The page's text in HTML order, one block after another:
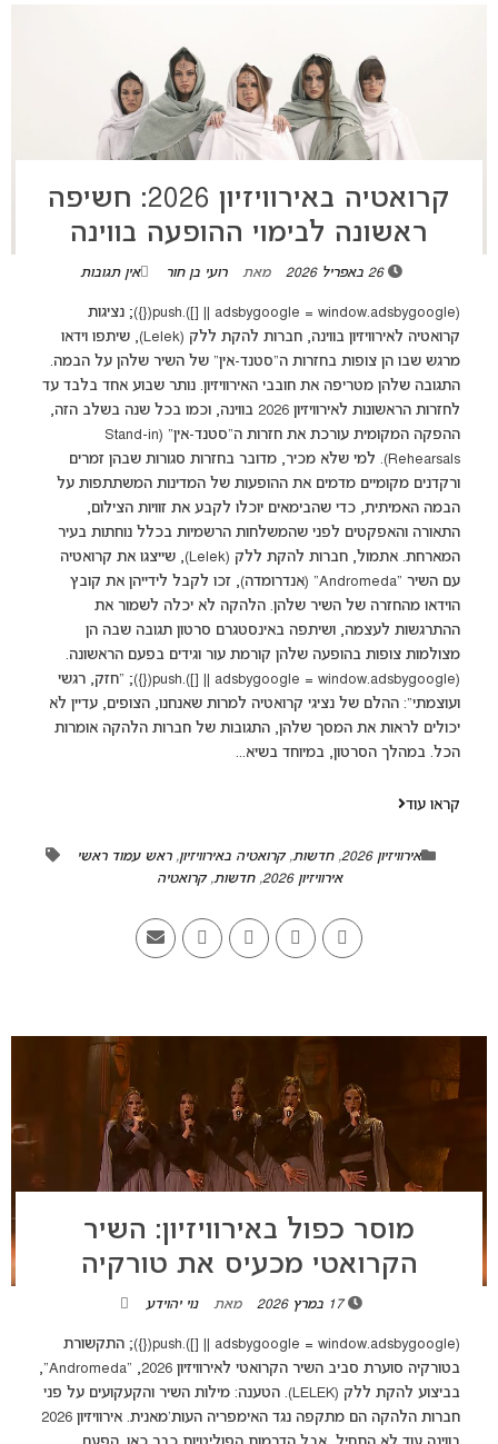
קרואטיה באירוויזיון 2026: חשיפה
ראשונה לבימוי ההופעה בווינה
26 באפריל 2026 מאת רועי בן חור אין תגובות
(adsbygoogle = window.adsbygoogle || []).push({}); נציגות
קרואטיה לאירוויזיון בווינה, חברות להקת ללק (Lelek), שיתפו וידאו
מרגש שבו הן צופות בחזרות ה"סטנד-אין" של השיר שלהן על הבמה.
התגובה שלהן מטריפה את חובבי האירוויזיון. נותר שבוע אחד בלבד עד
לחזרות הראשונות לאירוויזיון 2026 בווינה, וכמו בכל שנה בשלב הזה,
ההפקה המקומית עורכת את חזרות ה"סטנד-אין" (Stand-in
Rehearsals). למי שלא מכיר, מדובר בחזרות סגורות שבהן זמרים
ורקדנים מקומיים מדמים את ההופעות של המדינות המשתתפות על
הבמה האמיתית, כדי שהבימאים יוכלו לקבע את זוויות הצילום,
התאורה והאפקטים לפני שהמשלחות הרשמיות בכלל נוחתות בעיר
המארחת. אתמול, חברות להקת ללק (Lelek), שייצגו את קרואטיה
עם השיר "Andromeda" (אנדרומדה), זכו לקבל לידייהן את קובץ
הוידאו מהחזרה של השיר שלהן. הלהקה לא יכלה לשמור את
ההתרגשות לעצמה, ושיתפה באינסטגרם סרטון תגובה שבה הן
מצולמות צופות בהופעה שלהן קורמת עור וגידים בפעם הראשונה.
(adsbygoogle = window.adsbygoogle || []).push({}); "חזק, רגשי
ועוצמתי": ההלם של נציגי קרואטיה למרות שאנחנו, הצופים, עדיין לא
יכולים לראות את המסך שלהן, התגובות של חברות הלהקה אומרות
הכל. במהלך הסרטון, במיוחד בשיא...
קראו עוד
אירוויזיון 2026 ,חדשות,קרואטיה באירוויזיון,ראש עמוד ראשי
אירוויזיון 2026
,חדשות,קרואטיה
מוסר כפול באירוויזיון: השיר
הקרואטי מכעיס את טורקיה
17 במרץ 2026 מאת נוי יהוידע
(adsbygoogle = window.adsbygoogle || []).push({}); התקשורת
בטורקיה סוערת סביב השיר הקרואטי לאירוויזיון 2026, "Andromeda",
בביצוע להקת ללק (LELEK). הטענה: מילות השיר והקעקועים על פני
חברות הלהקה הם מתקפה נגד האימפריה העות'מאנית. אירוויזיון 2026